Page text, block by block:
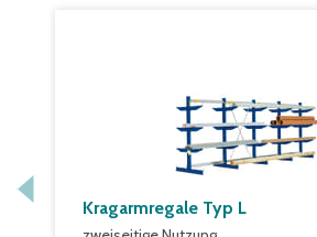
Kragarmregale Typ L